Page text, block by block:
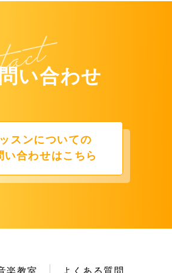
い合わせ
スンについての
い合わせはこちら
楽教室 よくある質問